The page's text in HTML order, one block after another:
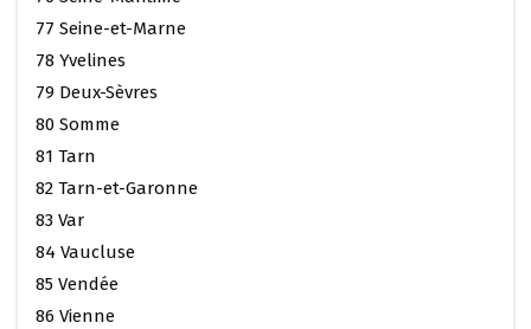
77 Seine-et-Marne
78 Yvelines
79 Deux-Sèvres
80 Somme
81 Tarn
82 Tarn-et-Garonne
83 Var
84 Vaucluse
85 Vendée
86 Vienne